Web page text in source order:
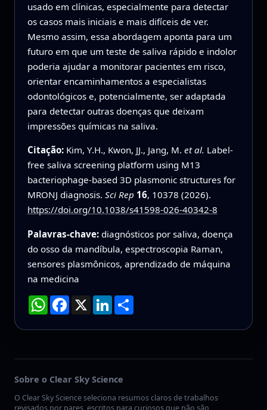
usado em clínicas, especialmente para detectar
os casos mais iniciais e mais difíceis de ver.
Mesmo assim, essa abordagem aponta para um
futuro em que um teste de saliva rápido e indolor
poderia ajudar a monitorar pacientes em risco,
orientar encaminhamentos a especialistas
odontológicos e, potencialmente, ser adaptada
para detectar outras doenças que deixam
impressões químicas na saliva.
Citação: Kim, Y.H., Kwon, JJ., Jang, M. et al. Label-
free saliva screening platform using M13
bacteriophage-based 3D plasmonic structures for
MRONJ diagnosis. Sci Rep 16, 10378 (2026).
https://doi.org/10.1038/s41598-026-40342-8
Palavras-chave: diagnósticos por saliva, doença
do osso da mandíbula, espectroscopia Raman,
sensores plasmônicos, aprendizado de máquina
na medicina
WhatsApp
Facebook
X LinkedInCompartilhar
Sobre o Clear Sky Science
O Clear Sky Science seleciona resumos claros de trabalhos
revisados por pares, escritos para curiosos que não são